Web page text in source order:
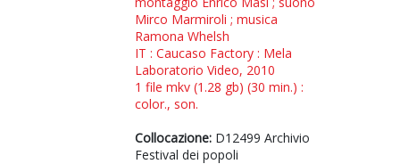
Mirco Marmiroli ; musica
Ramona Whelsh
IT : Caucaso Factory : Mela
Laboratorio Video, 2010
1 file mkv (1.28 gb) (30 min.) :
color., son.
Collocazione: D12499 Archivio
Festival dei popoli